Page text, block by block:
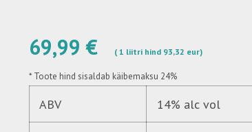
69,99 € ( 1 liitri hind 93,32 eur)
* Toote hind sisaldab käibemaksu 24%
ABV 14% alc vol